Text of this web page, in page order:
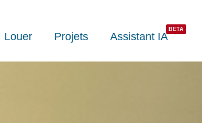
Louer Projets Assistant IA